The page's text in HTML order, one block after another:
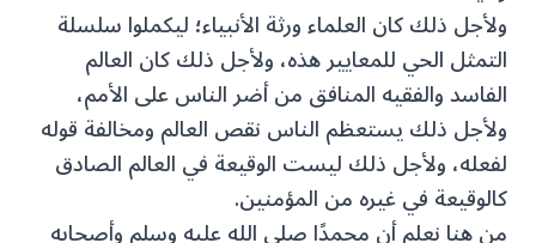
ولأجل ذلك كان العلماء ورثة الأنبياء؛ ليكملوا سلسلة
التمثل الحي للمعايير هذه، ولأجل ذلك كان العالم
الفاسد والفقيه المنافق من أضر الناس على الأمم،
ولأجل ذلك يستعظم الناس نقص العالم ومخالفة قوله
لفعله، ولأجل ذلك ليست الوقيعة في العالم الصادق
كالوقيعة في غيره من المؤمنين.
من هنا نعلم أن محمدًا صلى الله عليه وسلم وأصحابه